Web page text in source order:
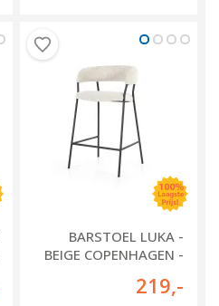
BARSTOEL LUKA -
BEIGE COPENHAGEN -
219,-